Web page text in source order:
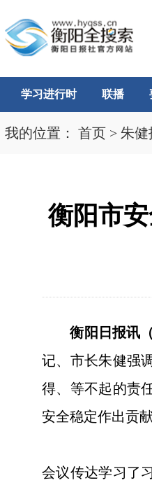
学习进行时 联播
我的位置： 首页 > 朱健
衡阳市
衡阳日报讯（
记、市长朱健强
得、等不起的责
安全稳定作出贡献
会议传达学习了